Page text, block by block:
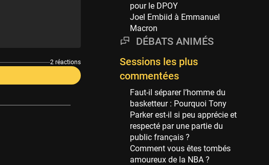
2 réactions
Miami Heat
63 sessions
Los Angeles Clippers
61 sessions
Indiana Pacers
53 sessions
New Orleans Pelicans
53 sessions
Jeux Olympiques
52 sessions
Atlanta Hawks
45 sessions
pour le DPOY
Joel Embiid à Emmanuel
Macron
DÉBATS ANIMÉS
Sessions les plus
commentées
Faut-il séparer l’homme du
basketteur : Pourquoi Tony
Parker est-il si peu apprécie et
respecté par une partie du
public français ?
Comment vous êtes tombés
amoureux de la NBA ?